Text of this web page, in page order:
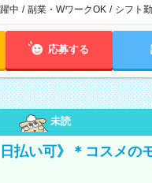
中 / 副業・WワークOK / シフト
応募する
未読
払い可》＊コスメの